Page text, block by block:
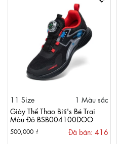
11 Size
1 Màu sắc
Giày Thể Thao Biti's Bé Trai
Màu Đỏ BSB004100DOO
500,000 ₫ Đã bán: 416